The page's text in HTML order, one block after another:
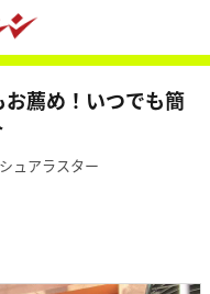
薦め！いつでも簡
ュアラスター